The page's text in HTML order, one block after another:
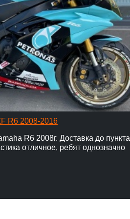
R6 2008-2016
R6 2008г. Доставка до пункта
отличное, ребят однозначно